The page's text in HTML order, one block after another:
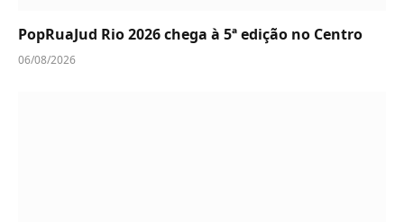
PopRuaJud Rio 2026 chega à 5ª edição no Centro
06/08/2026